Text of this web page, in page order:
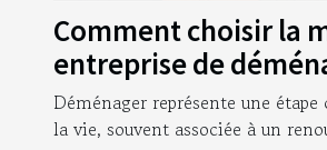
Comment choisir la
entreprise de
pour garantir une
sans stress ?
Déménager représente une
la vie, souvent associée à un